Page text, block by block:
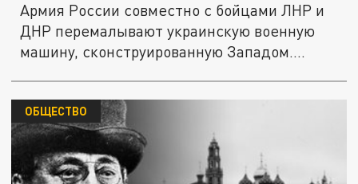
Армия России совместно с бойцами ЛНР и
ДНР перемалывают украинскую военную
машину, сконструированную Западом....
ОБЩЕСТВО